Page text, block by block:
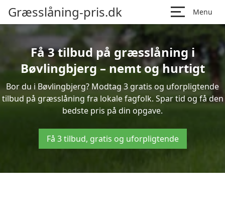
Græsslåning-pris.dk Menu
Få 3 tilbud på græsslåning i
Bøvlingbjerg – nemt og hurtigt
Bor du i Bøvlingbjerg? Modtag 3 gratis og uforpligtende
tilbud på græsslåning fra lokale fagfolk. Spar tid og få den
bedste pris på din opgave.
Få 3 tilbud, gratis og uforpligtende